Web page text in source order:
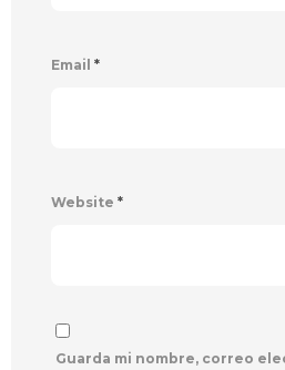
Email *
Website *
Guarda mi nombre, correo